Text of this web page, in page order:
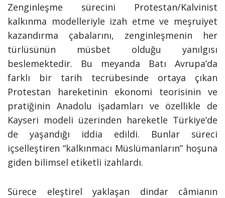
Zenginleşme sürecini Protestan/Kalvinist
kalkınma modelleriyle izah etme ve meşruiyet
kazandırma çabalarını, zenginleşmenin her
türlüsünün müsbet olduğu yanılgısı
beslemektedir. Bu meyanda Batı Avrupa’da
farklı bir tarih tecrübesinde ortaya çıkan
Protestan hareketinin ekonomi teorisinin ve
pratiğinin Anadolu işadamları ve özellikle de
Kayseri modeli üzerinden hareketle Türkiye’de
de yaşandığı iddia edildi. Bunlar süreci
içselleştiren “kalkınmacı Müslümanların” hoşuna
giden bilimsel etiketli izahlardı.
Sürece eleştirel yaklaşan dindar câmianın